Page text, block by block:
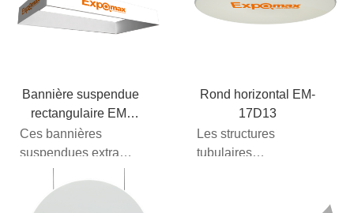
supplémentaires...
supplémentaires...
Bannière suspendue
rectangulaire EM-
17D21
Ces bannières
suspendues extra
larges sont
fabriquées à partir
d'un tissu de haute
Rond horizontal EM-
17D13
Les structures
tubulaires